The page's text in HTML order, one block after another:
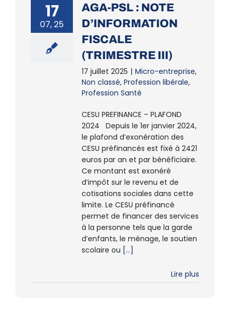
17
07, 25
AGA-PSL : NOTE
D’INFORMATION
FISCALE
(TRIMESTRE III)
17 juillet 2025 | Micro-entreprise,
Non classé, Profession libérale,
Profession Santé
CESU PREFINANCE – PLAFOND
2024 Depuis le 1er janvier 2024,
le plafond d’exonération des
CESU préfinancés est fixé à 2421
euros par an et par bénéficiaire.
Ce montant est exonéré
d’impôt sur le revenu et de
cotisations sociales dans cette
limite. Le CESU préfinancé
permet de financer des services
à la personne tels que la garde
d’enfants, le ménage, le soutien
scolaire ou [...]
Lire plus